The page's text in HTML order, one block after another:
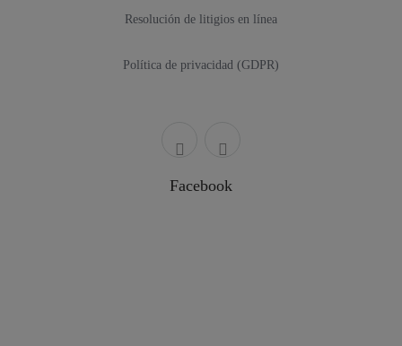
Resolución de litigios en línea
Política de privacidad (GDPR)
Facebook